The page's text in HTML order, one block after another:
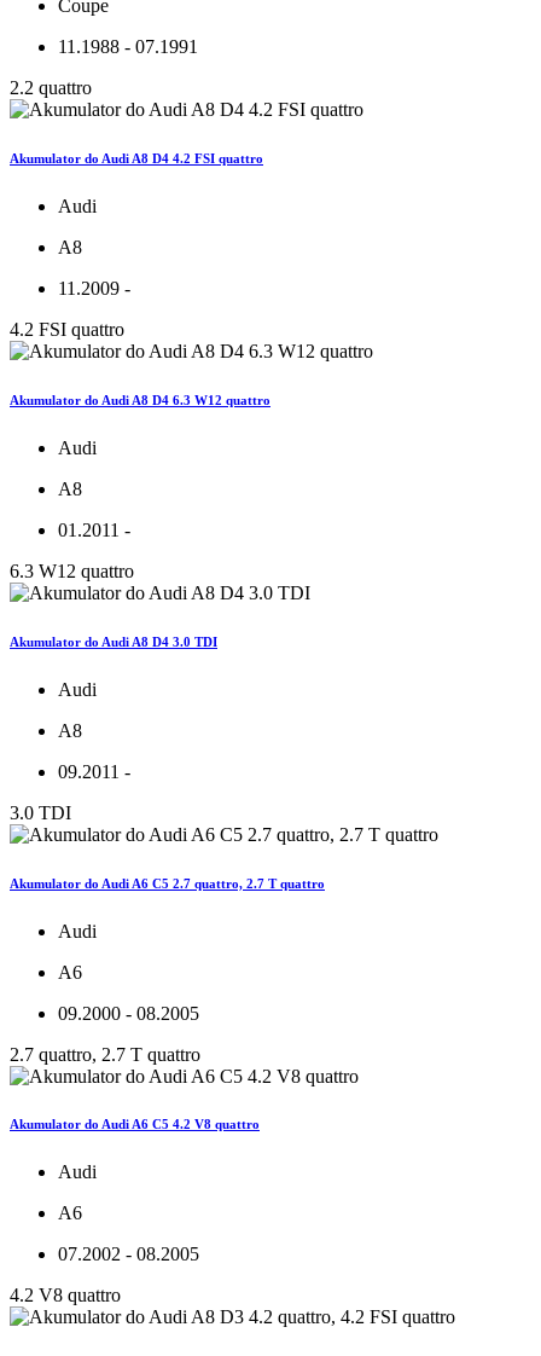
Coupe
11.1988 - 07.1991
2.2 quattro
Akumulator do Audi A8 D4 4.2 FSI quattro
Audi
A8
11.2009 -
4.2 FSI quattro
Akumulator do Audi A8 D4 6.3 W12 quattro
Audi
A8
01.2011 -
6.3 W12 quattro
Akumulator do Audi A8 D4 3.0 TDI
Audi
A8
09.2011 -
3.0 TDI
Akumulator do Audi A6 C5 2.7 quattro, 2.7 T quattro
Audi
A6
09.2000 - 08.2005
2.7 quattro, 2.7 T quattro
Akumulator do Audi A6 C5 4.2 V8 quattro
Audi
A6
07.2002 - 08.2005
4.2 V8 quattro